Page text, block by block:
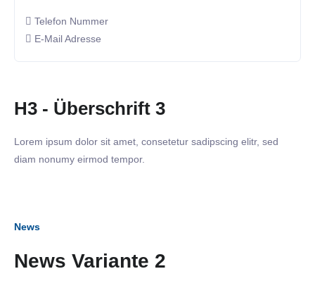
Telefon Nummer
E-Mail Adresse
H3 - Überschrift 3
Lorem ipsum dolor sit amet, consetetur sadipscing elitr, sed
diam nonumy eirmod tempor.
News
News Variante 2